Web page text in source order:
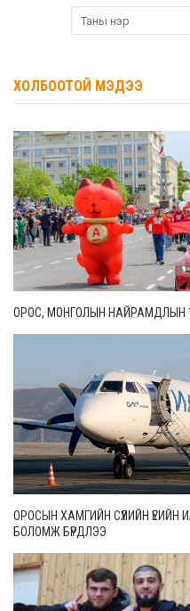
ХОЛБООТОЙ МЭДЭЭ
ОРОС, МОНГОЛЫН НАЙРАМДЛЫН
ОРОСЫН ХАМГИЙН СҮҮЛИЙН ҮЕИЙН
БОЛОМЖ БҮРДЛЭЭ